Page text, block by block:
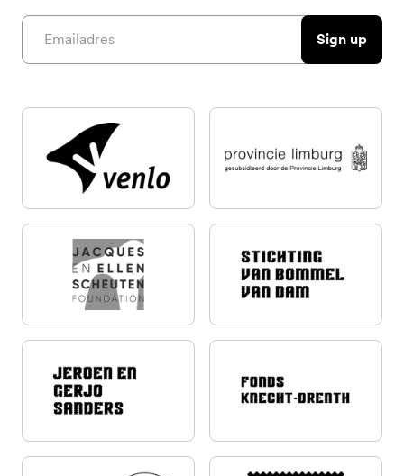
Email address
Sign up